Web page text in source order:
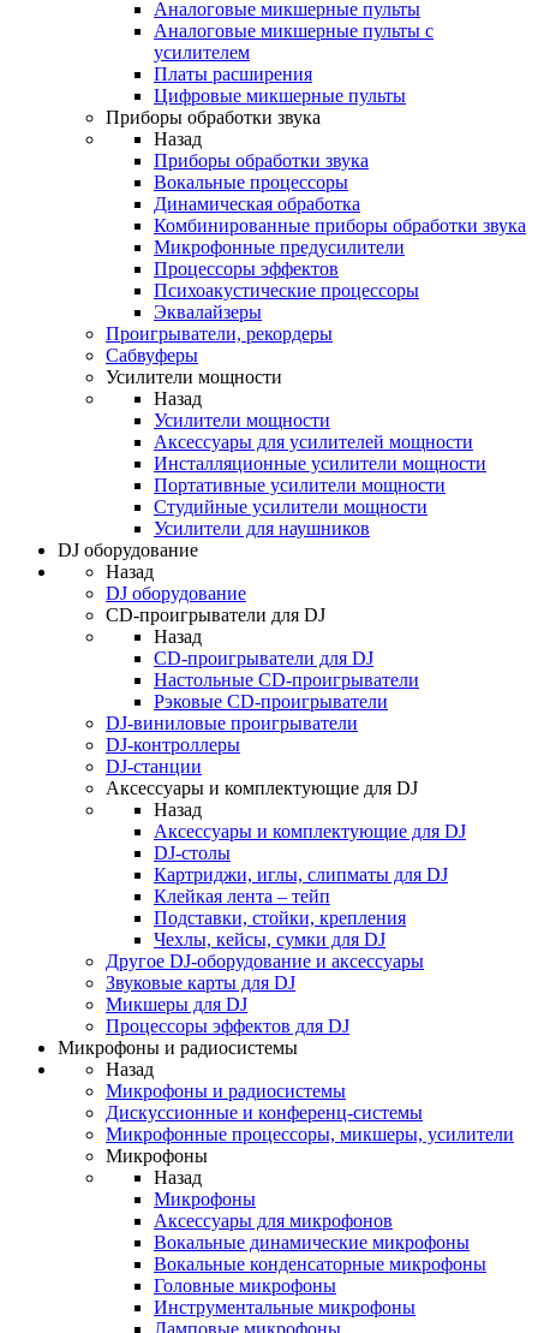
Аналоговые микшерные пульты
Аналоговые микшерные пульты с
усилителем
Платы расширения
Цифровые микшерные пульты
Приборы обработки звука
Назад
Приборы обработки звука
Вокальные процессоры
Динамическая обработка
Комбинированные приборы обработки звука
Микрофонные предусилители
Процессоры эффектов
Психоакустические процессоры
Эквалайзеры
Проигрыватели, рекордеры
Сабвуферы
Усилители мощности
Назад
Усилители мощности
Аксессуары для усилителей мощности
Инсталляционные усилители мощности
Портативные усилители мощности
Студийные усилители мощности
Усилители для наушников
DJ оборудование
Назад
DJ оборудование
CD-проигрыватели для DJ
Назад
CD-проигрыватели для DJ
Настольные CD-проигрыватели
Рэковые CD-проигрыватели
DJ-виниловые проигрыватели
DJ-контроллеры
DJ-станции
Аксессуары и комплектующие для DJ
Назад
Аксессуары и комплектующие для DJ
DJ-столы
Картриджи, иглы, слипматы для DJ
Клейкая лента – тейп
Подставки, стойки, крепления
Чехлы, кейсы, сумки для DJ
Другое DJ-оборудование и аксессуары
Звуковые карты для DJ
Микшеры для DJ
Процессоры эффектов для DJ
Микрофоны и радиосистемы
Назад
Микрофоны и радиосистемы
Дискуссионные и конференц-системы
Микрофонные процессоры, микшеры, усилители
Микрофоны
Назад
Микрофоны
Аксессуары для микрофонов
Вокальные динамические микрофоны
Вокальные конденсаторные микрофоны
Головные микрофоны
Инструментальные микрофоны
Ламповые микрофоны